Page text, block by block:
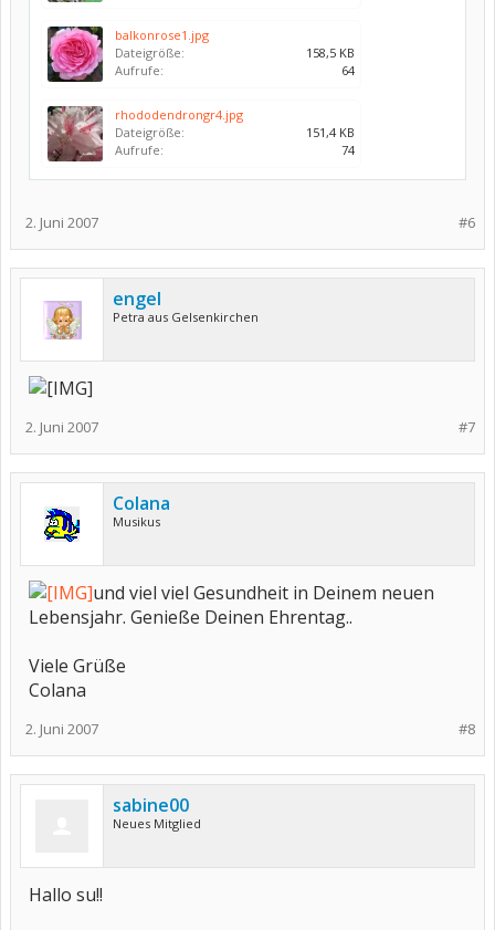
balkonrose1.jpg
Dateigröße:
158,5 KB
Aufrufe:
64
rhododendrongr4.jpg
Dateigröße:
151,4 KB
Aufrufe:
74
#6
2. Juni 2007
engel
Petra aus Gelsenkirchen
#7
2. Juni 2007
Colana
Musikus
und viel viel Gesundheit in Deinem neuen
Lebensjahr. Genieße Deinen Ehrentag..
Viele Grüße
Colana
#8
2. Juni 2007
sabine00
Neues Mitglied
Hallo su!!